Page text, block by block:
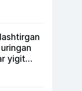
yigit